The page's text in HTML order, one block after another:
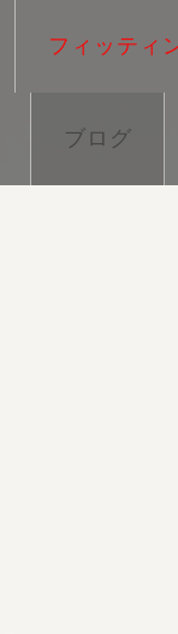
フィッティ
ブログ